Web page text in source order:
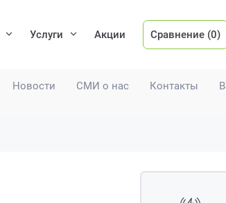
Новости СМИ о нас Контакты
Услуги Акции Сравнение (0)